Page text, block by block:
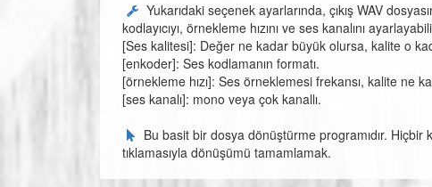
Yukarıdaki seçenek ayarlarında, çıkış WAV
kodlayıcıyı, örnekleme hızını ve ses kanalını
[Ses kalitesi]: Değer ne kadar büyük olursa, kalite o
[enkoder]: Ses kodlamanın formatı.
[örnekleme hızı]: Ses örneklemesi frekansı, kalite ne
[ses kanalı]: mono veya çok kanallı.
Bu basit bir dosya dönüştürme programıdır.
tıklamasıyla dönüşümü tamamlamak.